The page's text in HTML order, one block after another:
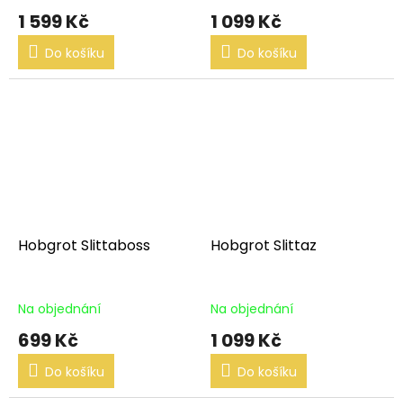
1 599 Kč
Do košíku
1 099 Kč
Do košíku
Hobgrot Slittaboss
Na objednání
699 Kč
Do košíku
Hobgrot Slittaz
Na objednání
1 099 Kč
Do košíku